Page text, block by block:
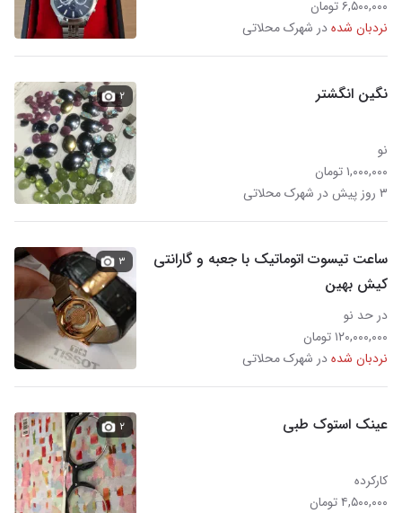
۶,۵۰۰,۰۰۰ تومان
نردبان شدهدر شهرک محلاتی
نگین انگشتر
نو
۱,۰۰۰,۰۰۰ تومان
۳ روز پیش در شهرک محلاتی
۲
ساعت تیسوت اتوماتیک با جعبه و گارانتی
کیش بهین
در حد نو
۱۲۰,۰۰۰,۰۰۰ تومان
نردبان شدهدر شهرک محلاتی
۳
عینک استوک طبی
کارکرده
۴,۵۰۰,۰۰۰ تومان
۲